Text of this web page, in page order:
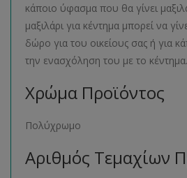
κάποιο ύφασμα που θα γίνει
μαξιλάρι για κέντημα μπορεί να
δώρο για του οικείους σας ή για
την ενασχόληση του με το
Χρώμα Προϊόντος
Πολύχρωμο
Αριθμός Τεμαχίων